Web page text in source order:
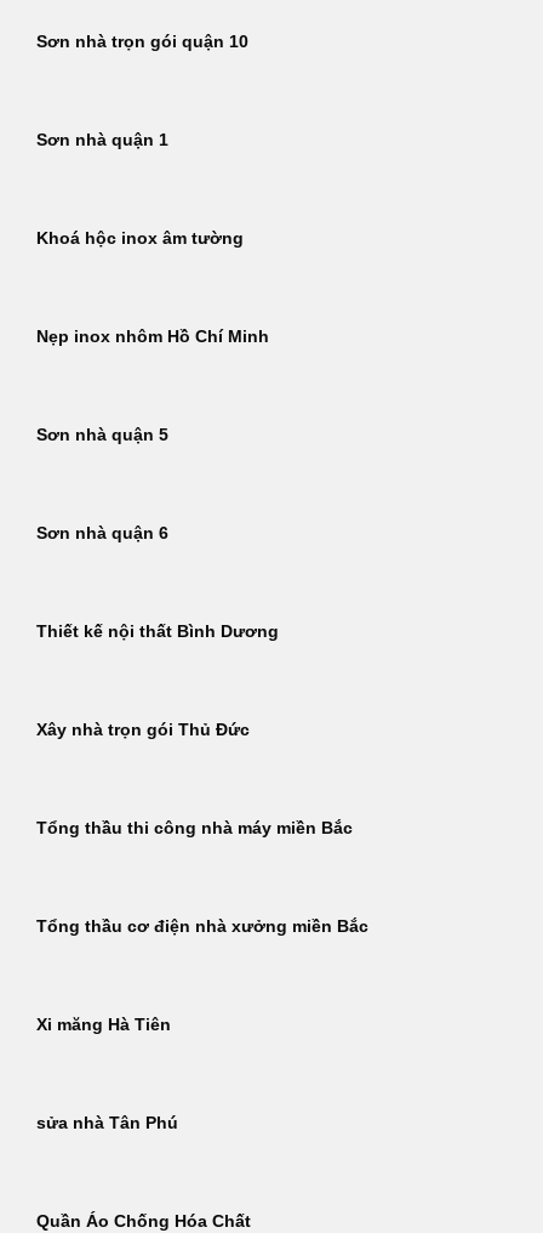
Sơn nhà trọn gói quận 10
Sơn nhà quận 1
Khoá hộc inox âm tường
Nẹp inox nhôm Hồ Chí Minh
Sơn nhà quận 5
Sơn nhà quận 6
Thiết kế nội thất Bình Dương
Xây nhà trọn gói Thủ Đức
Tổng thầu thi công nhà máy miền Bắc
Tổng thầu cơ điện nhà xưởng miền Bắc
Xi măng Hà Tiên
sửa nhà Tân Phú
Quần Áo Chống Hóa Chất